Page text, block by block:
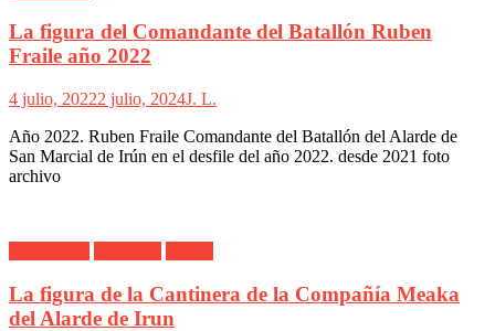
La figura del Comandante del Batallón Ruben
Fraile año 2022
4 julio, 20222 julio, 2024J. L.
Año 2022. Ruben Fraile Comandante del Batallón del Alarde de
San Marcial de Irún en el desfile del año 2022. desde 2021 foto
archivo
La figura de la Cantinera de la Compañía Meaka
del Alarde de Irun